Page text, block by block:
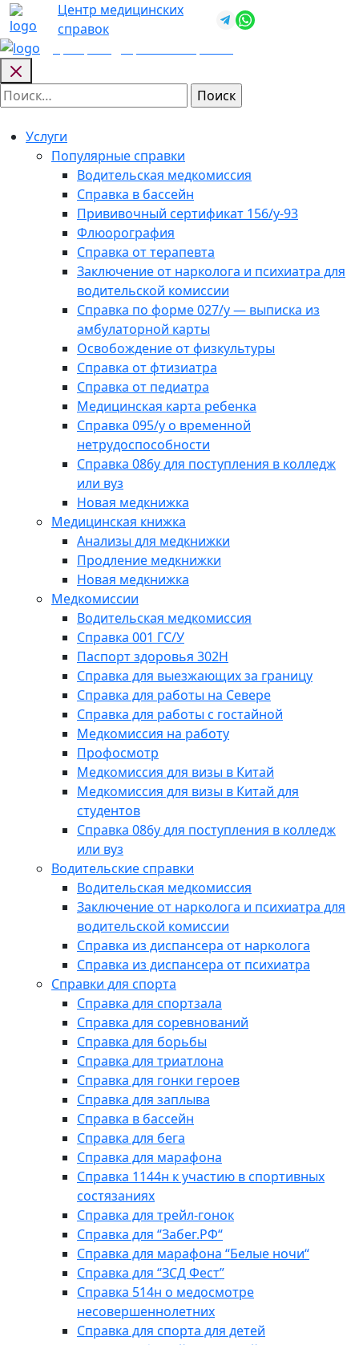
Skip
to
content
Центр медицинских
справок
Найти:
Услуги
Популярные справки
Водительская медкомиссия
Справка в бассейн
Прививочный сертификат 156/у-93
Флюорография
Справка от терапевта
Заключение от нарколога и психиатра для
водительской комиссии
Справка по форме 027/у — выписка из
амбулаторной карты
Освобождение от физкультуры
Справка от фтизиатра
Справка от педиатра
Медицинская карта ребенка
Справка 095/у о временной
нетрудоспособности
Справка 086у для поступления в колледж
или вуз
Новая медкнижка
Медицинская книжка
Анализы для медкнижки
Продление медкнижки
Новая медкнижка
Медкомиссии
Водительская медкомиссия
Справка 001 ГС/У
Паспорт здоровья 302Н
Справка для выезжающих за границу
Справка для работы на Севере
Справка для работы с гостайной
Медкомиссия на работу
Профосмотр
Медкомиссия для визы в Китай
Медкомиссия для визы в Китай для
студентов
Справка 086у для поступления в колледж
или вуз
Водительские справки
Водительская медкомиссия
Заключение от нарколога и психиатра для
водительской комиссии
Справка из диспансера от нарколога
Справка из диспансера от психиатра
Справки для спорта
Справка для спортзала
Справка для соревнований
Справка для борьбы
Справка для триатлона
Справка для гонки героев
Справка для заплыва
Справка в бассейн
Справка для бега
Справка для марафона
Справка 1144н к участию в спортивных
состязаниях
Справка для трейл-гонок
Справка для “Забег.РФ“
Справка для марафона “Белые ночи“
Справка для “ЗСД Фест”
Справка 514н о медосмотре
несовершеннолетних
Справка для спорта для детей